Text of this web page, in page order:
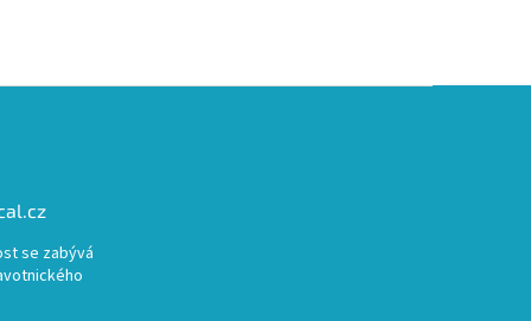
se zabývá